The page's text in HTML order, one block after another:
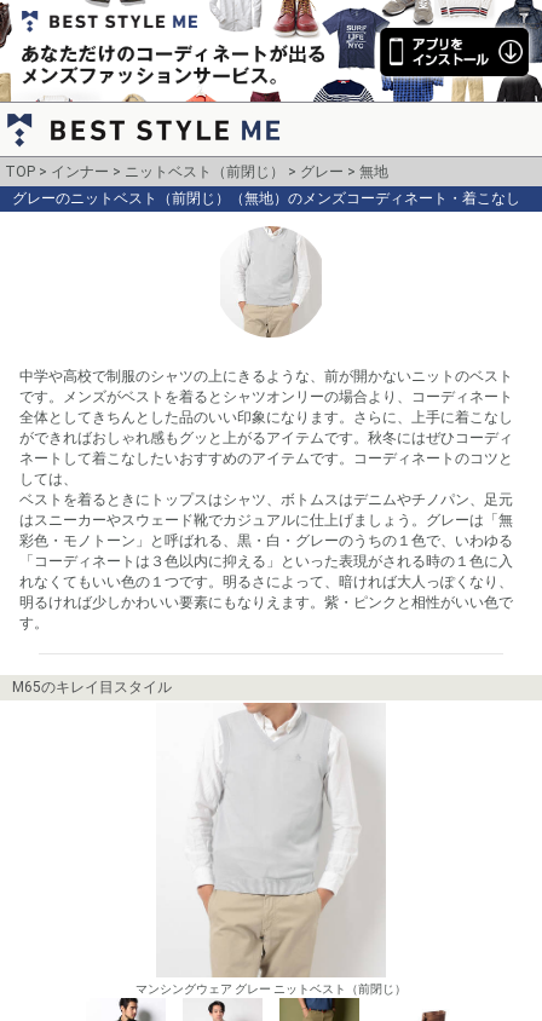
TOP インナー ニットベスト（前閉じ） グレー
無地
グレーのニットベスト（前閉じ）（無地）のメンズコーディネート・着こなし
中学や高校で制服のシャツの上にきるような、前が開かないニットのベスト
です。メンズがベストを着るとシャツオンリーの場合より、コーディネート
全体としてきちんとした品のいい印象になります。さらに、上手に着こなし
ができればおしゃれ感もグッと上がるアイテムです。秋冬にはぜひコーディ
ネートして着こなしたいおすすめのアイテムです。コーディネートのコツと
しては、
ベストを着るときにトップスはシャツ、ボトムスはデニムやチノパン、足元
はスニーカーやスウェード靴でカジュアルに仕上げましょう。グレーは「無
彩色・モノトーン」と呼ばれる、黒・白・グレーのうちの１色で、いわゆる
「コーディネートは３色以内に抑える」といった表現がされる時の１色に入
れなくてもいい色の１つです。明るさによって、暗ければ大人っぽくなり、
明るければ少しかわいい要素にもなりえます。紫・ピンクと相性がいい色で
す。
M65のキレイ目スタイル
マンシングウェア グレー ニットベスト（前閉じ）